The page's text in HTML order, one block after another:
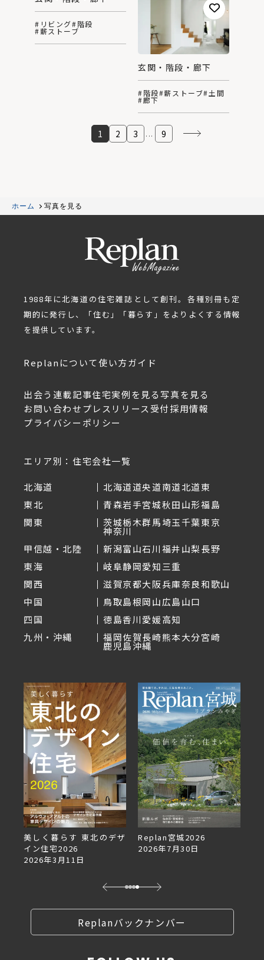
#リビング#階段
#薪ストーブ
玄関・階段・廊下
#階段#薪ストーブ#土間
#廊下
1 2 3 ... 9
ホーム 写真を見る
1988年に北海道の住宅雑誌として創刊。各種別冊も定
期的に発行し、「住む」「暮らす」をよりよくする情報
を提供しています。
Replanについて使い方ガイド
出会う 連載記事住宅実例を見る写真を見る
お問い合わせ プレスリリース受付採用情報
プライバシーポリシー
エリア別：住宅会社一覧
北海道 北海道道央道南道北道東
東北
青森岩手宮城秋田山形福島
関東
茨城栃木群馬埼玉千葉東京
神奈川
甲信越・北陸
新潟富山石川福井山梨長野
東海
岐阜静岡愛知三重
関西
滋賀京都大阪兵庫奈良和歌山
中国
鳥取島根岡山広島山口
四国
徳島香川愛媛高知
九州・沖縄
福岡佐賀長崎熊本大分宮崎
鹿児島沖縄
美しく暮らす 東北のデザ
イン住宅2026
2026年3月11日
Replan宮城2026
2026年7月30日
Replanバックナンバー